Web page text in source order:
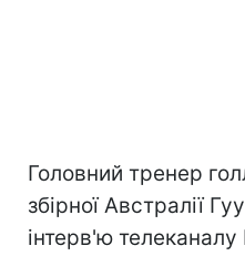
Головний тренер
збірної Австралії
інтерв'ю